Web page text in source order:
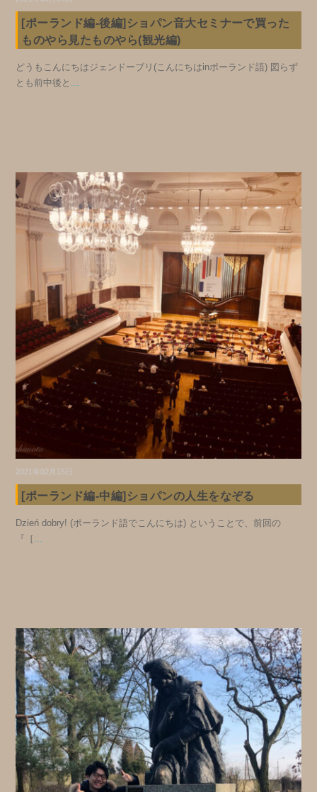
[ポーランド編-後編]ショパン音大セミナーで買った
ものやら見たものやら(観光編)
どうもこんにちはジェンドーブリ(こんにちはinポーランド語) 図らず
とも前中後と ...
2021年02月15日
[ポーランド編-中編]ショパンの人生をなぞる
Dzień dobry! (ポーランド語でこんにちは) ということで、前回の
『［